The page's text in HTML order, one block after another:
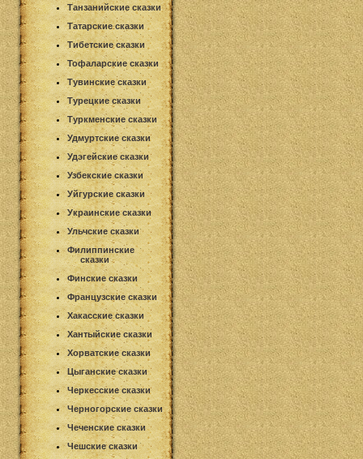
Танзанийские сказки
Татарские сказки
Тибетские сказки
Тофаларские сказки
Тувинские сказки
Турецкие сказки
Туркменские сказки
Удмуртские сказки
Удэгейские сказки
Узбекские сказки
Уйгурские сказки
Украинские сказки
Ульчские сказки
Филиппинские
сказки
Финские сказки
Французские сказки
Хакасские сказки
Хантыйские сказки
Хорватские сказки
Цыганские сказки
Черкесские сказки
Черногорские сказки
Чеченские сказки
Чешские сказки